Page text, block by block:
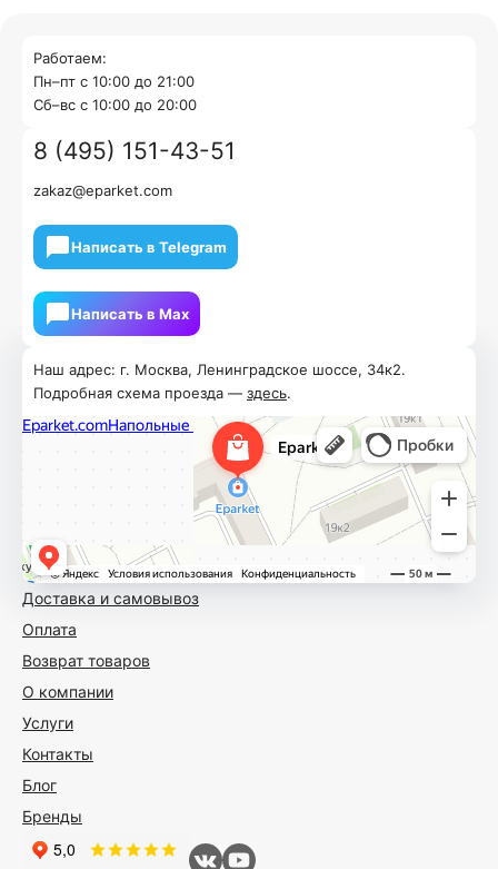
Доставка и самовывоз
Оплата
Возврат товаров
О компании
Услуги
Контакты
Блог
Бренды
Наш адрес: г. Москва, Ленинградское шоссе, 34к2.
Подробная схема проезда — здесь.
Работаем:
Пн–пт с 10:00 до 21:00
Cб–вс с 10:00 до 20:00
8 (495) 151-43-51
zakaz@eparket.com
Написать в Telegram
Написать в Мах